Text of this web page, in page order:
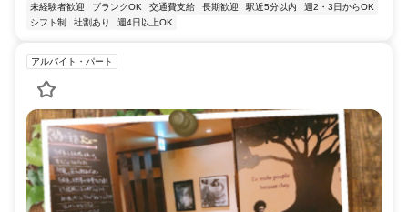
未経験者歓迎
ブランクOK 交通費支給 長期歓迎 駅近5分以内
週2・3日からOK
シフト制
社割あり 週4日以上OK
アルバイト・パート